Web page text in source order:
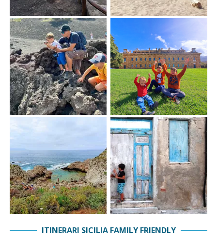
ITINERARI SICILIA FAMILY FRIENDLY